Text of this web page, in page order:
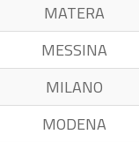
MATERA
MESSINA
MILANO
MODENA